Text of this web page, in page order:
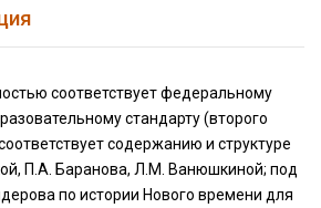
соответствует федеральному
стандарту (второго
содержанию и структуре
П.А. Баранова, Л.М. Ванюшкиной; под
по истории Нового времени для